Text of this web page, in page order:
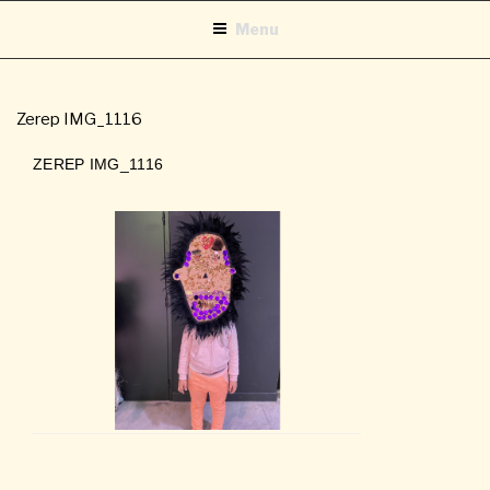
contenu
Menu
Zerep IMG_1116
ZEREP IMG_1116